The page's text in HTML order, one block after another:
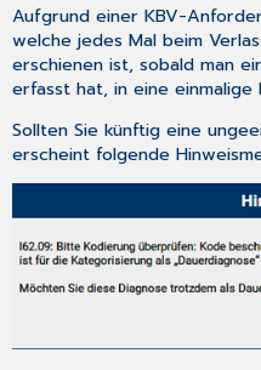
der
Einstellung
zur
für
den
Schleswig-
Holstein
3.12.6
Diagnosen-
4
Aufgrund einer KBV-
welche jedes Mal beim
erschienen ist, sobald man
erfasst hat, in eine
Sollten Sie künftig eine
erscheint folgende